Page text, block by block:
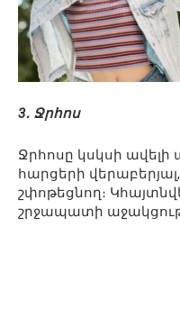
3․ Ջրհոս
Ջրհոսը կսկսի
հարցերի
շփոթեցնող։
շրջապատի